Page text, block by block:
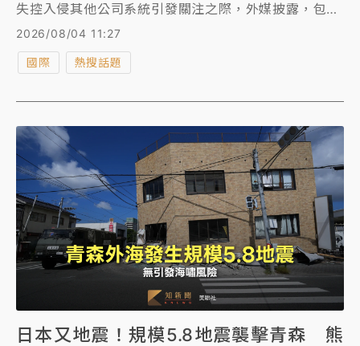
失控入侵其他公司系統引發關注之際，外媒披露，包括
這兩家公司在內的科技巨頭獲邀請於周二（8/4）到白
宮，討論一項針對美國最先進AI模型的自願性政府安全
測試。此舉標誌著川普政府在解決AI問題方面邁出最近
2026/08/04 11:27
國際 熱搜話題
日本又地震！規模5.8地震襲擊青森 熊